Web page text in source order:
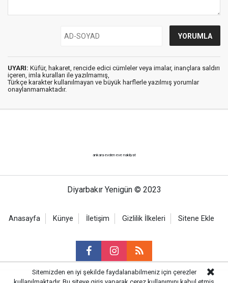
UYARI: Küfür, hakaret, rencide edici cümleler veya imalar, inançlara saldırı
içeren, imla kuralları ile yazılmamış,
Türkçe karakter kullanılmayan ve büyük harflerle yazılmış yorumlar
onaylanmamaktadır.
ankara evden eve nakliyat
Diyarbakır Yenigün © 2023
Anasayfa Künye İletişim Gizlilik İlkeleri Sitene Ekle
Sitemizden en iyi şekilde faydalanabilmeniz için çerezler